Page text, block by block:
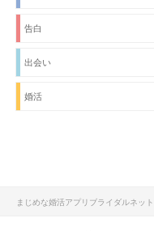
告白
出会い
婚活
まじめな婚活アプリブライダルネット